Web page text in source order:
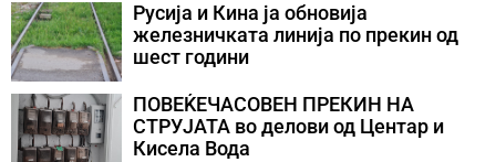
Русија и Кина ја обновија
железничката линија по прекин од
шест години
ПОВЕЌЕЧАСОВЕН ПРЕКИН НА
СТРУЈАТА во делови од Центар и
Кисела Вода